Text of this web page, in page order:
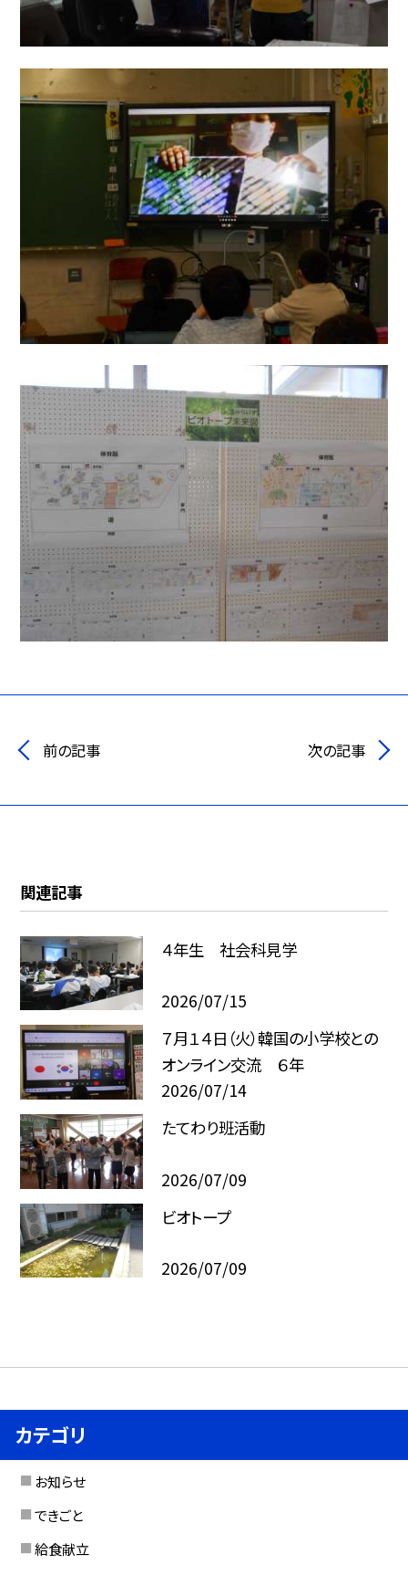
前の記事 次の記事
関連記事
４年生 社会科見学
2026/07/15
７月１４日（火）韓国の小学校との
オンライン交流 ６年
2026/07/14
たてわり班活動
2026/07/09
ビオトープ
2026/07/09
カテゴリ
お知らせ
できごと
給食献立